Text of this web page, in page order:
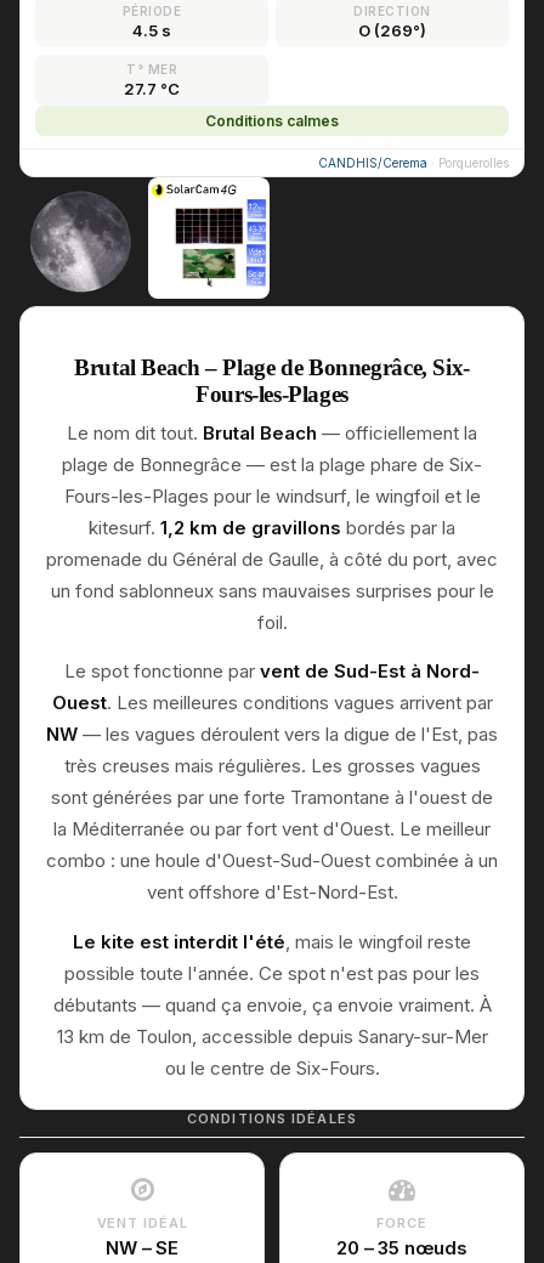
PÉRIODE
4.5 s
DIRECTION
O (269°)
T° MER
27.7 °C
Conditions calmes
CANDHIS/Cerema · Porquerolles
Brutal Beach – Plage de Bonnegrâce, Six-
Fours-les-Plages
Le nom dit tout. Brutal Beach — officiellement la
plage de Bonnegrâce — est la plage phare de Six-
Fours-les-Plages pour le windsurf, le wingfoil et le
kitesurf. 1,2 km de gravillons bordés par la
promenade du Général de Gaulle, à côté du port, avec
un fond sablonneux sans mauvaises surprises pour le
foil.
Le spot fonctionne par vent de Sud-Est à Nord-
Ouest. Les meilleures conditions vagues arrivent par
NW — les vagues déroulent vers la digue de l'Est, pas
très creuses mais régulières. Les grosses vagues
sont générées par une forte Tramontane à l'ouest de
la Méditerranée ou par fort vent d'Ouest. Le meilleur
combo : une houle d'Ouest-Sud-Ouest combinée à un
vent offshore d'Est-Nord-Est.
Le kite est interdit l'été , mais le wingfoil reste
possible toute l'année. Ce spot n'est pas pour les
débutants — quand ça envoie, ça envoie vraiment. À
13 km de Toulon, accessible depuis Sanary-sur-Mer
ou le centre de Six-Fours.
CONDITIONS IDÉALES
VENT IDÉAL
NW – SE
FORCE
20 – 35 nœuds